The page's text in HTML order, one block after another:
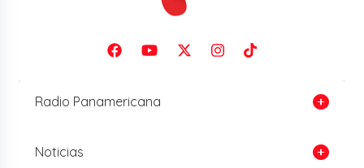
Radio Panamericana
Noticias